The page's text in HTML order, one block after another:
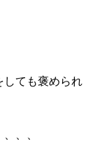
しても褒められ
、、